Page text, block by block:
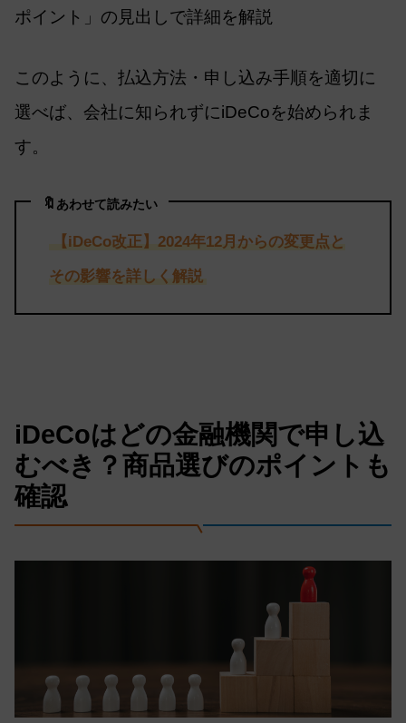
ポイント」の見出しで詳細を解説
このように、払込方法・申し込み手順を適切に
選べば、会社に知られずにiDeCoを始められま
す。
🔖 あわせて読みたい
【iDeCo改正】2024年12月からの変更点と
その影響を詳しく解説
iDeCoはどの金融機関で申し込
むべき？商品選びのポイントも
確認